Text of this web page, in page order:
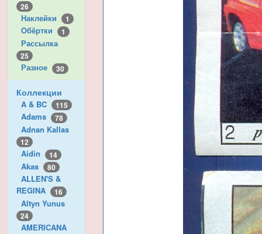
26
Наклейки 1
Обёртки 1
Рассылка
25
Разное 30
Коллекции
A & BC 115
Adams 78
Adnan Kallas
12
Aidin 14
Akas 80
ALLEN'S &
REGINA
16
Altyn Yunus
24
AMERICANA